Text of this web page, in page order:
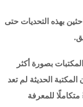
بهذه التحديات حتى
بصورة أكثر
المكتبة الحديثة لم تعد
للمعرفة